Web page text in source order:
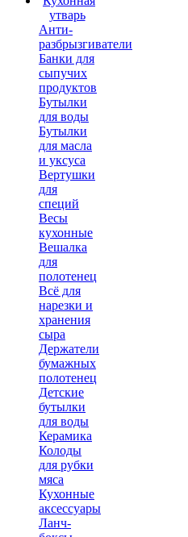
утварь
Анти-
разбрызгиватели
Банки для
сыпучих
продуктов
Бутылки
для воды
Бутылки
для масла
и уксуса
Вертушки
для
специй
Весы
кухонные
Вешалка
для
полотенец
Всё для
нарезки и
хранения
сыра
Держатели
бумажных
полотенец
Детские
бутылки
для воды
Керамика
Колоды
для рубки
мяса
Кухонные
аксессуары
Ланч-